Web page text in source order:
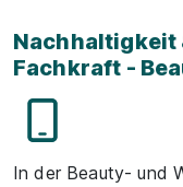
Nachhaltigkeit
Fachkraft -
In der Beauty- und